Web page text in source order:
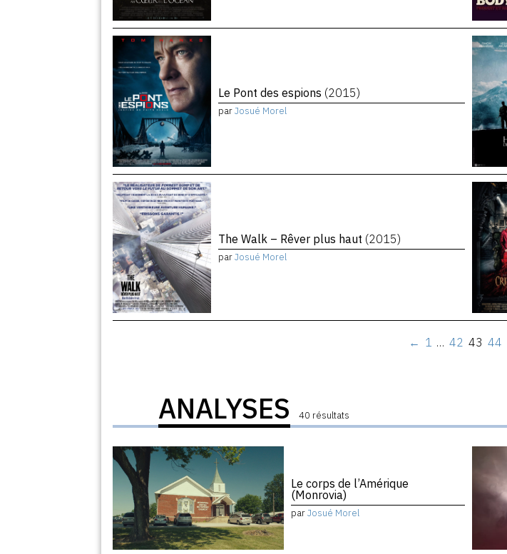
Le Pont des espions (2015)
parJosué Morel
The Walk – Rêver plus haut (2015)
parJosué Morel
← 1 … 42 43 44
ANALYSES 40 résultats
Le corps de l’Amérique
(Monrovia)
parJosué Morel